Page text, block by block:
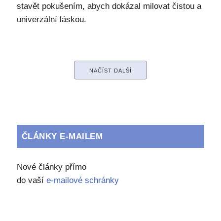
stavět pokušením, abych dokázal milovat čistou a
univerzální láskou.
NAČÍST DALŠÍ
ČLÁNKY E-MAILEM
Nové články přímo
do vaší e-mailové schránky